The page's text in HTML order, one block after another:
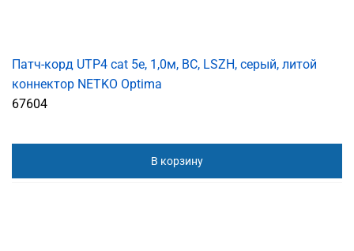
Патч-корд UTP4 cat 5e, 1,0м, ВС, LSZH, серый, литой
коннектор NETKO Optima
67604
В корзину